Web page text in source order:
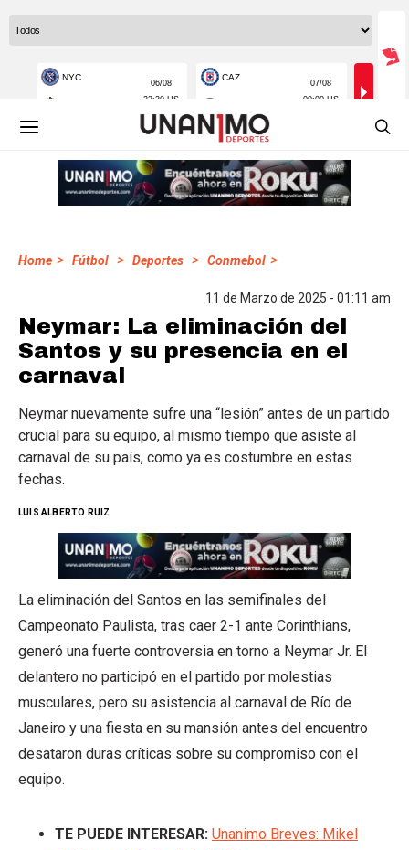
Home > Fútbol > Deportes > Conmebol >
11 de Marzo de 2025 - 01:11 am
Neymar: La eliminación del
Santos y su presencia en el
carnaval
Neymar nuevamente sufre una “lesión” antes de un partido
crucial para su equipo, al mismo tiempo que asiste al
carnaval de su país, como ya es costumbre en estas
fechas.
LUIS ALBERTO RUIZ
La eliminación del Santos en las semifinales del
Campeonato Paulista, tras caer 2-1 ante Corinthians,
generó una fuerte controversia en torno a Neymar Jr. El
delantero no participó en el partido por molestias
musculares, pero su asistencia al carnaval de Río de
Janeiro y una fiesta en su mansión antes del encuentro
desataron duras críticas sobre su compromiso con el
equipo.
TE PUEDE INTERESAR: Unanimo Breves: Mikel